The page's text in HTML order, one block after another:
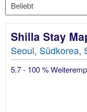
Shilla Stay
Seoul, Südkorea,
5.7 - 100 %